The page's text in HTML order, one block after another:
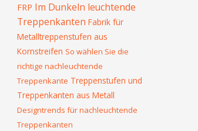
FRP Im Dunkeln leuchtende
Treppenkanten Fabrik für
Metalltreppenstufen aus
Kornstreifen So wählen Sie die
richtige nachleuchtende
Treppenkante Treppenstufen und
Treppenkanten aus Metall
Designtrends für nachleuchtende
Treppenkanten